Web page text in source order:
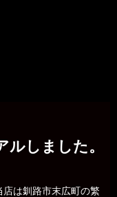
しました。
は釧路市末広町の繁